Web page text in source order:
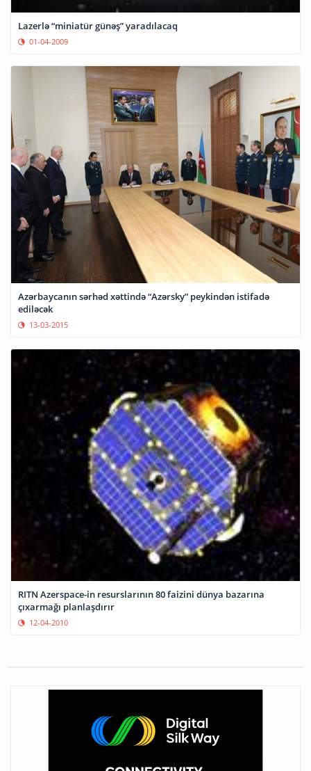
Lazerlə “miniatür günəş” yaradılacaq
01-04-2009
Azərbaycanın sərhəd xəttində “Azərsky” peykindən istifadə
ediləcək
13-03-2015
RITN Azerspace-in resurslarının 80 faizini dünya bazarına
çıxarmağı planlaşdırır
12-04-2010